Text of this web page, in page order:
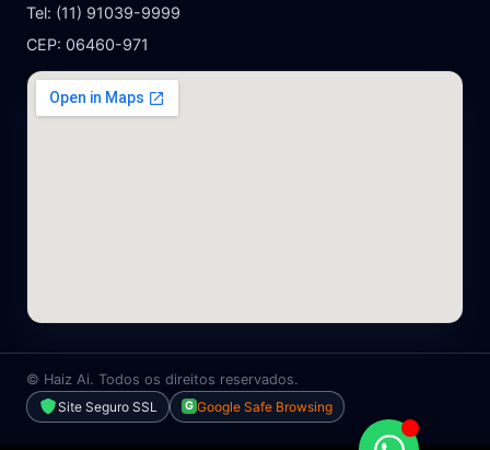
Tel: (11) 91039-9999
CEP: 06460-971
© Haiz Ai. Todos os direitos reservados.
Site Seguro SSL
G Google Safe Browsing